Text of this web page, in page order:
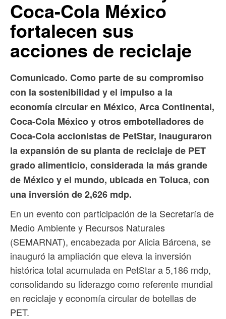
Coca-Cola México
fortalecen sus
acciones de reciclaje
Comunicado. Como parte de su compromiso
con la sostenibilidad y el impulso a la
economía circular en México, Arca Continental,
Coca-Cola México y otros embotelladores de
Coca-Cola accionistas de PetStar, inauguraron
la expansión de su planta de reciclaje de PET
grado alimenticio, considerada la más grande
de México y el mundo, ubicada en Toluca, con
una inversión de 2,626 mdp.
En un evento con participación de la Secretaría de
Medio Ambiente y Recursos Naturales
(SEMARNAT), encabezada por Alicia Bárcena, se
inauguró la ampliación que eleva la inversión
histórica total acumulada en PetStar a 5,186 mdp,
consolidando su liderazgo como referente mundial
en reciclaje y economía circular de botellas de
PET.